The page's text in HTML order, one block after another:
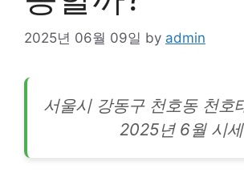
2025년 06월 09일 by admin
서울시 강동구 천호동 천호
2025년 6월 시세